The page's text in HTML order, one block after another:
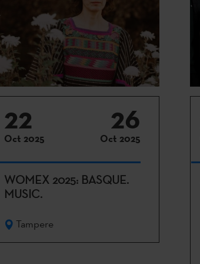
22
Oct 2025
26
Oct 2025
WOMEX 2025: BASQUE.
MUSIC.
Tampere